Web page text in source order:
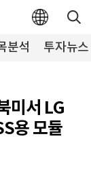
분석 투자뉴스
미서 LG
용 모듈